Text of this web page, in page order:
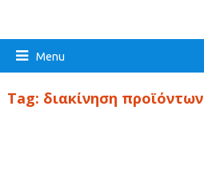
Menu
Tag: διακίνηση προϊόντων